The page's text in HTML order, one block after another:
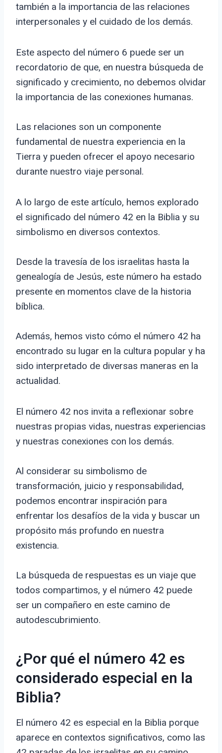
también a la importancia de las relaciones
interpersonales y el cuidado de los demás.
Este aspecto del número 6 puede ser un
recordatorio de que, en nuestra búsqueda de
significado y crecimiento, no debemos olvidar
la importancia de las conexiones humanas.
Las relaciones son un componente
fundamental de nuestra experiencia en la
Tierra y pueden ofrecer el apoyo necesario
durante nuestro viaje personal.
A lo largo de este artículo, hemos explorado
el significado del número 42 en la Biblia y su
simbolismo en diversos contextos.
Desde la travesía de los israelitas hasta la
genealogía de Jesús, este número ha estado
presente en momentos clave de la historia
bíblica.
Además, hemos visto cómo el número 42 ha
encontrado su lugar en la cultura popular y ha
sido interpretado de diversas maneras en la
actualidad.
El número 42 nos invita a reflexionar sobre
nuestras propias vidas, nuestras experiencias
y nuestras conexiones con los demás.
Al considerar su simbolismo de
transformación, juicio y responsabilidad,
podemos encontrar inspiración para
enfrentar los desafíos de la vida y buscar un
propósito más profundo en nuestra
existencia.
La búsqueda de respuestas es un viaje que
todos compartimos, y el número 42 puede
ser un compañero en este camino de
autodescubrimiento.
¿Por qué el número 42 es
considerado especial en la
Biblia?
El número 42 es especial en la Biblia porque
aparece en contextos significativos, como las